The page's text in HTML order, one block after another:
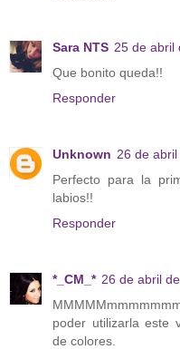
Sara NTS 25 de abril
Que bonito queda!!
Responder
Unknown 26 de
Perfecto para la
labios!!
Responder
*_CM_* 26 de abril
poder utilizarla este
de colores.